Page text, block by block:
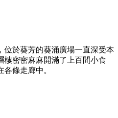
位於葵芳的葵涌廣場一直深受本
樓密密麻麻開滿了上百間小食
條走廊中。